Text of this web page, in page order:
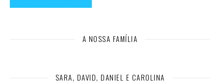
A NOSSA FAMÍLIA
SARA, DAVID, DANIEL E CAROLINA